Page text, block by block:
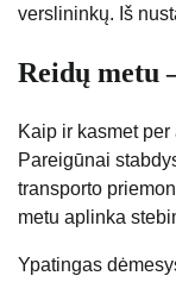
verslininkų. Iš
Reidų metu
Kaip ir kasmet
Pareigūnai
transporto
metu aplinka
Ypatingas